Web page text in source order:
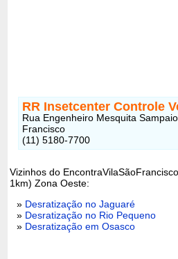
RR Insetcenter Controle
Rua Engenheiro Mesquita
Francisco
(11) 5180-7700
Vizinhos do
1km) Zona Oeste:
» Desratização no Jaguaré
» Desratização no Rio Pequeno
» Desratização em Osasco